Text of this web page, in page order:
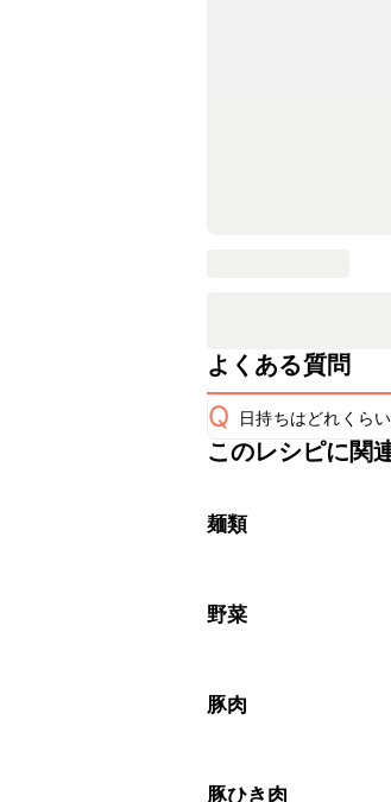
よくある質問
Q 日持ちはどれくら
こちらのレシピは
※日持ちは目安です。
このレシピに関
麺類
野菜
豚肉
豚ひき肉